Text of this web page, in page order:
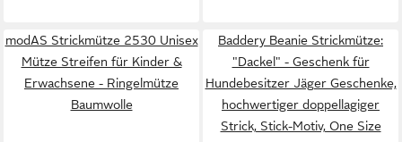
modAS Strickmütze 2530 Unisex
Mütze Streifen für Kinder &
Erwachsene - Ringelmütze
Baumwolle
Baddery Beanie Strickmütze:
"Dackel" - Geschenk für
Hundebesitzer Jäger Geschenke,
hochwertiger doppellagiger
Strick, Stick-Motiv, One Size